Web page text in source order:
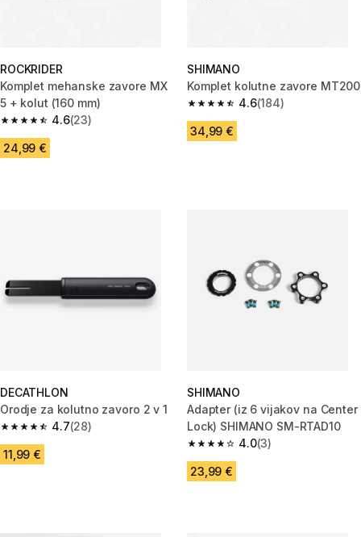
ROCKRIDER
Komplet mehanske zavore MX
5 + kolut (160 mm)
4.6
4.6 od 5 zvezdic from 23 ocene
(23)
24,99 €
SHIMANO
Komplet kolutne zavore MT200
4.6
4.6 od 5 zvezdic from 184
(184)
34,99 €
DECATHLON
Orodje za kolutno zavoro 2 v 1
4.7
4.7 od 5 zvezdic from 28 ocene
(28)
11,99 €
SHIMANO
Adapter (iz 6 vijakov na Center
Lock) SHIMANO SM-RTAD10
4.0
4.0 od 5 zvezdic from 3 ocene
(3)
23,99 €